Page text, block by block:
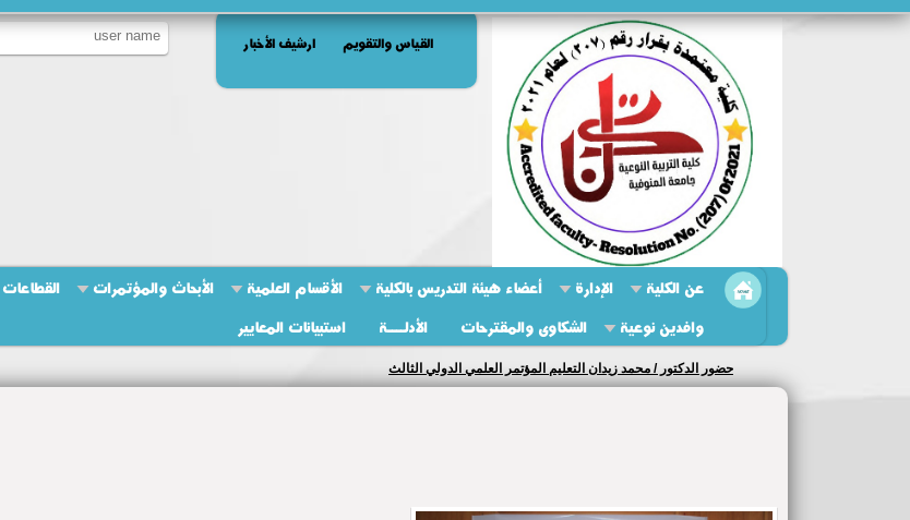
القياس والتقويم ارشيف الأخبار
عن الكلية الإدارة أعضاء هيئة التدريس بالكلية الأقسام العلمية الأبحاث والمؤتمرات القطاعات
وافدين نوعية
الشكاوى والمقترحات الأدلــــة استبيانات المعايير
حضور الدكتور / محمد زيدان التعليم المؤتمر العلمي الدولي الثالث